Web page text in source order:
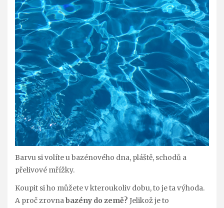
Barvu si volíte u bazénového dna, pláště, schodů a
přelivové mřížky.
Koupit si ho můžete v kteroukoliv dobu, to je ta výhoda.
A proč zrovnabazény do země? Jelikož je to